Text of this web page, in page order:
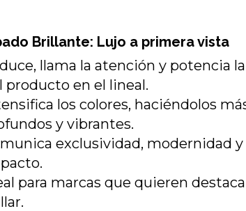
Brillante: Lujo a primera vista
llama la atención y potencia
producto en el lineal.
los colores, haciéndolos
y vibrantes.
exclusividad, modernidad
para marcas que quieren